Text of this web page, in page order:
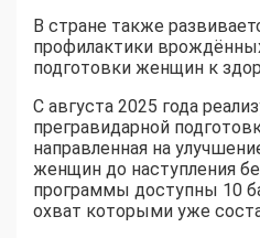
В стране также
профилактики
подготовки женщин к
С августа 2025 года
прегравидарной
направленная на
женщин до наступления
программы доступны 10
охват которыми уже